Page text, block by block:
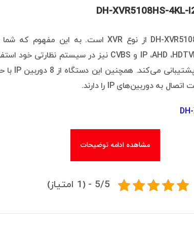
مشاهده ادامه توضیحات
5/5 - (1 امتیاز)